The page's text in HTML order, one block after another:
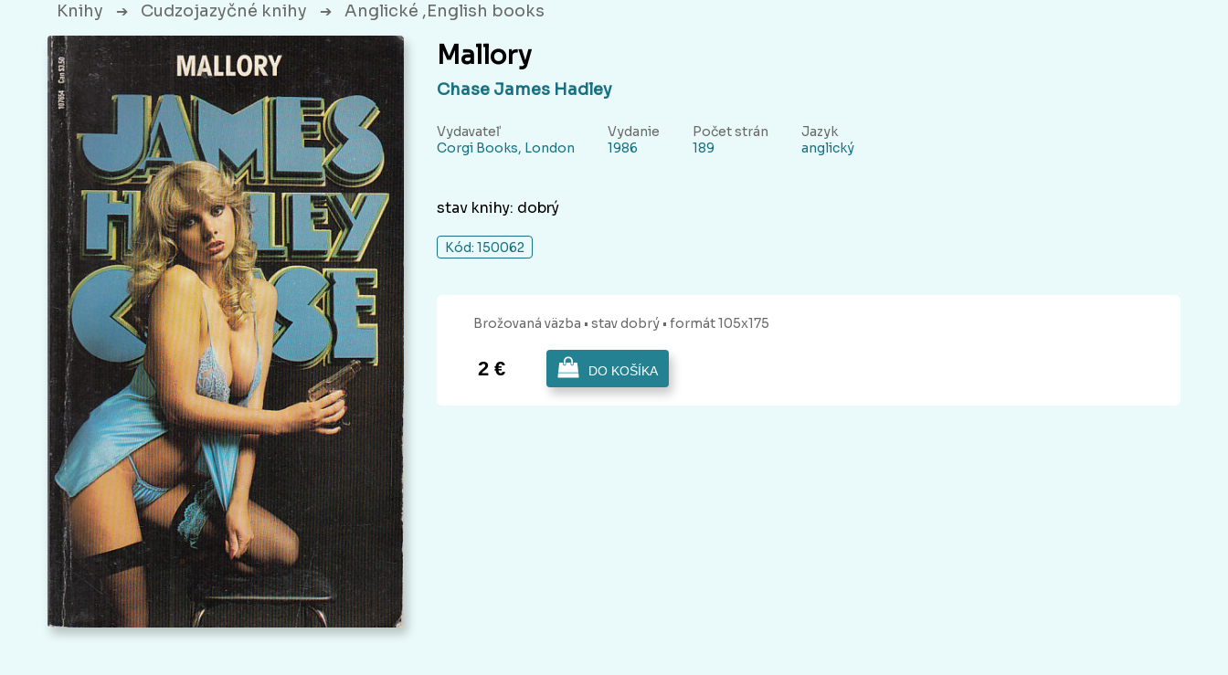
Knihy ➔ Cudzojazyčné knihy ➔ Anglické ,English books
Mallory
Chase James Hadley
Vydavateľ
Corgi Books, London
Vydanie
1986
Počet strán
189
Jazyk
anglický
stav knihy: dobrý
Kód: 150062
Brožovaná väzba • stav dobrý • formát 105x175
2 € DO KOŠÍKA